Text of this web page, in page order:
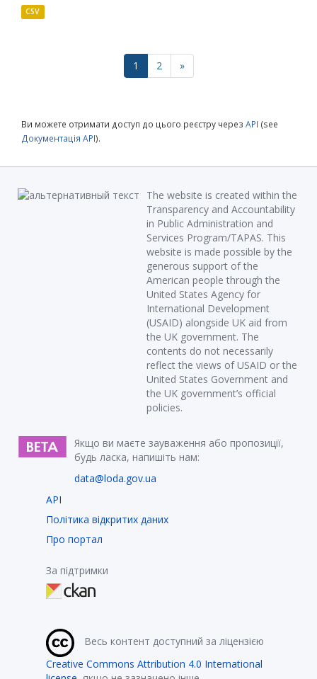
CSV
1 2 »
Ви можете отримати доступ до цього реєстру через API (see
Документація API).
The website is created within the
Transparency and Accountability
in Public Administration and
Services Program/TAPAS. This
website is made possible by the
generous support of the
American people through the
United States Agency for
International Development
(USAID) alongside UK aid from
the UK government. The
contents do not necessarily
reflect the views of USAID or the
United States Government and
the UK government’s official
policies.
Якщо ви маєте зауваження або пропозиції,
будь ласка, напишіть нам:
data@loda.gov.ua
API
Політика відкритих даних
Про портал
За підтримки
Весь контент доступний за ліцензією
Creative Commons Attribution 4.0 International